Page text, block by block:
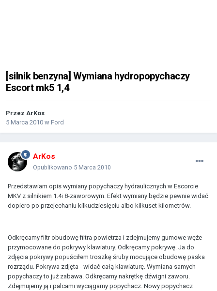
[silnik benzyna] Wymiana hydropopychaczy
Escort mk5 1,4
Przez ArKos
5 Marca 2010 w Ford
ArKos
Opublikowano 5 Marca 2010
Przedstawiam opis wymiany popychaczy hydraulicznych w Escorcie
MKV z silnikiem 1.4i 8-zaworowym. Efekt wymiany będzie pewnie widać
dopiero po przejechaniu kilkudziesięciu albo kilkuset kilometrów.
Odkręcamy filtr obudowę filtra powietrza i zdejmujemy gumowe węże
przymocowane do pokrywy klawiatury. Odkręcamy pokrywę. Ja do
zdjęcia pokrywy popuściłem troszkę śruby mocujące obudowę paska
rozrządu. Pokrywa zdjęta - widać całą klawiaturę. Wymiana samych
popychaczy to już zabawa. Odkręcamy nakrętkę dźwigni zaworu.
Zdejmujemy ją i palcami wyciągamy popychacz. Nowy popychacz